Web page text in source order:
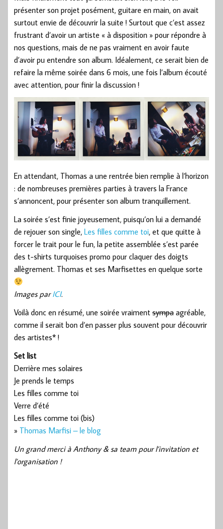
présenter son projet posément, guitare en main, on avait
surtout envie de découvrir la suite ! Surtout que c’est assez
frustrant d’avoir un artiste « à disposition » pour répondre à
nos questions, mais de ne pas vraiment en avoir faute
d’avoir pu entendre son album. Idéalement, ce serait bien de
refaire la même soirée dans 6 mois, une fois l’album écouté
avec attention, pour finir la discussion !
En attendant, Thomas a une rentrée bien remplie à l’horizon
: de nombreuses premières parties à travers la France
s’annoncent, pour présenter son album tranquillement.
La soirée s’est finie joyeusement, puisqu’on lui a demandé
de rejouer son single, Les filles comme toi, et que quitte à
forcer le trait pour le fun, la petite assemblée s’est parée
des t-shirts turquoises promo pour claquer des doigts
allègrement. Thomas et ses Marfisettes en quelque sorte
Images parICI.
Voilà donc en résumé, une soirée vraiment sympa agréable,
comme il serait bon d’en passer plus souvent pour découvrir
des artistes* !
Set list
Derrière mes solaires
Je prends le temps
Les filles comme toi
Verre d’été
Les filles comme toi (bis)
» Thomas Marfisi – le blog
Un grand merci à Anthony & sa team pour l’invitation et
l’organisation !